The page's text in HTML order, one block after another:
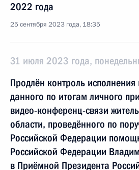
2022 года
25 сентября 2023 года, 18:35
31 июля 2023 года,
Продлён контроль исполнения
данного по итогам личного
видео-конференц-связи
области, проведённого по
Российской Федерации
Российской Федерации
в Приёмной Президента